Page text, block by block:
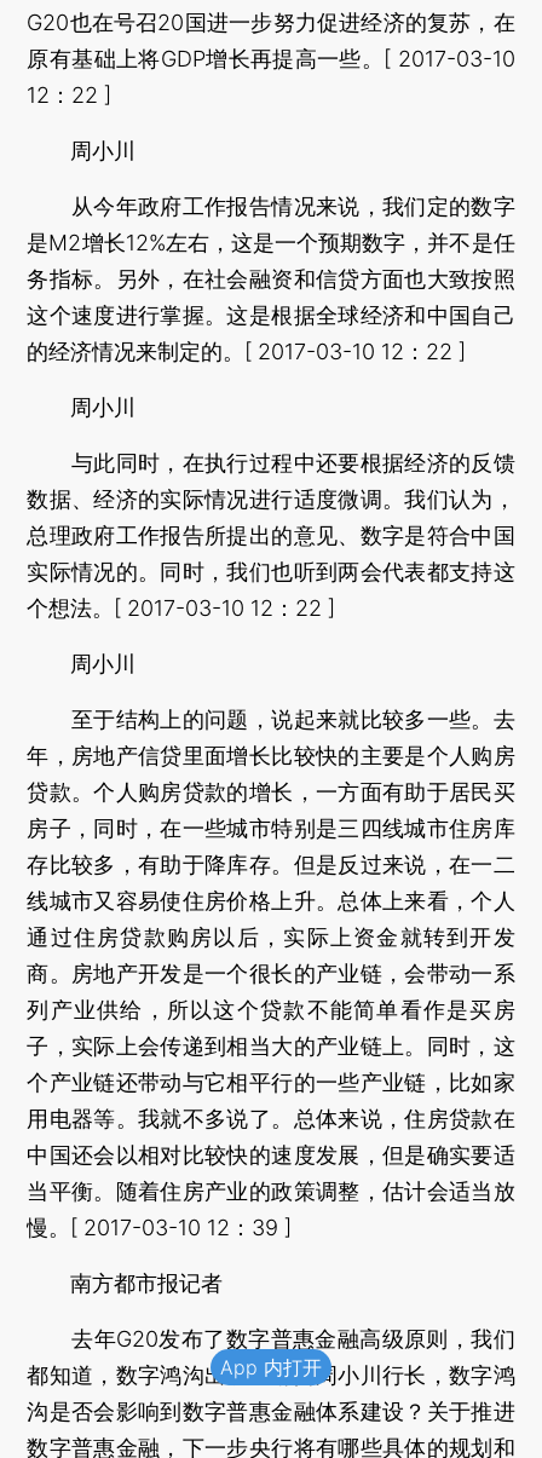
G20也在号召20国进一步努力促进经济的复苏，在
原有基础上将GDP增长再提高一些。[ 2017-03-10
12：22 ]
周小川
从今年政府工作报告情况来说，我们定的数字
是M2增长12%左右，这是一个预期数字，并不是任
务指标。另外，在社会融资和信贷方面也大致按照
这个速度进行掌握。这是根据全球经济和中国自己
的经济情况来制定的。[ 2017-03-10 12：22 ]
周小川
与此同时，在执行过程中还要根据经济的反馈
数据、经济的实际情况进行适度微调。我们认为，
总理政府工作报告所提出的意见、数字是符合中国
实际情况的。同时，我们也听到两会代表都支持这
个想法。[ 2017-03-10 12：22 ]
周小川
至于结构上的问题，说起来就比较多一些。去
年，房地产信贷里面增长比较快的主要是个人购房
贷款。个人购房贷款的增长，一方面有助于居民买
房子，同时，在一些城市特别是三四线城市住房库
存比较多，有助于降库存。但是反过来说，在一二
线城市又容易使住房价格上升。总体上来看，个人
通过住房贷款购房以后，实际上资金就转到开发
商。房地产开发是一个很长的产业链，会带动一系
列产业供给，所以这个贷款不能简单看作是买房
子，实际上会传递到相当大的产业链上。同时，这
个产业链还带动与它相平行的一些产业链，比如家
用电器等。我就不多说了。总体来说，住房贷款在
中国还会以相对比较快的速度发展，但是确实要适
当平衡。随着住房产业的政策调整，估计会适当放
慢。[ 2017-03-10 12：39 ]
南方都市报记者
去年G20发布了数字普惠金融高级原则，我们
都知道，数字鸿沟出现。请问周小川行长，数字鸿
沟是否会影响到数字普惠金融体系建设？关于推进
数字普惠金融，下一步央行将有哪些具体的规划和
App 内打开